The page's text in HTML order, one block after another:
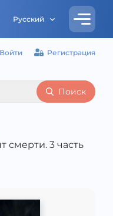
Русский
Войти Регистрация
Поиск
смерти. 3 часть